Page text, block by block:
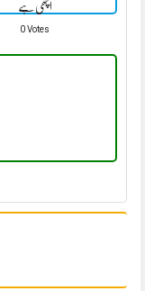
اچھی ہے
0 Votes